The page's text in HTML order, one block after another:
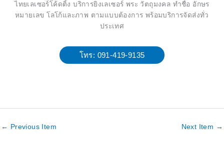
ไทยเลเซอร์โค้ดติ้ง บริการยิงเลเซอร์ พระ วัตถุมงคล ทำชื่อ อักษร
หมายเลข โลโก้และภาพ ตามแบบต้องการ พร้อมบริการจัดส่งทั่ว
ประเทศ
โทร: 091-419-9135
← Previous Item Next Item →